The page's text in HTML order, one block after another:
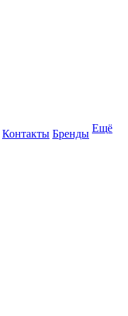
Контакты Бренды Ещё